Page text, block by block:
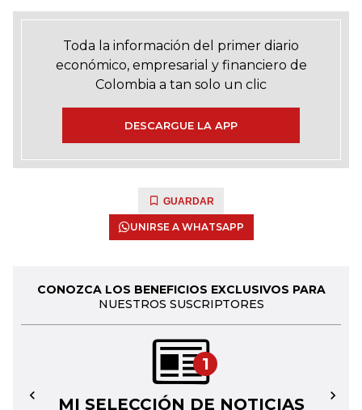
Toda la información del primer diario
económico, empresarial y financiero de
Colombia a tan solo un clic
DESCARGUE LA APP
GUARDAR
UNIRSE A WHATSAPP
CONOZCA LOS BENEFICIOS EXCLUSIVOS PARA
NUESTROS SUSCRIPTORES
1
MI SELECCIÓN DE NOTICIAS
← →